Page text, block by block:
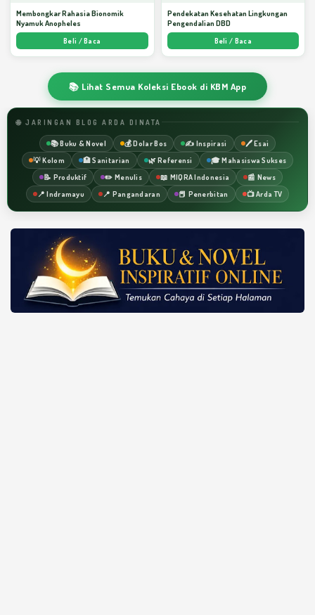
Membongkar Rahasia Bionomik
Nyamuk Anopheles
Beli / Baca
Pendekatan Kesehatan Lingkungan
Pengendalian DBD
Beli / Baca
📚 Lihat Semua Koleksi Ebook di KBM App
🌐 JARINGAN BLOG ARDA DINATA
📚 Buku & Novel 💰 Dolar Bos ✍️ Inspirasi
🖊️ Esai
💡 Kolom
🏥 Sanitarian 🌿 Referensi
🎓 Mahasiswa Sukses
📝 Produktif
✏️ Menulis 📖 MIQRA Indonesia
📰 News
📍 Indramayu
📍 Pangandaran 📕 Penerbitan 📺 Arda TV